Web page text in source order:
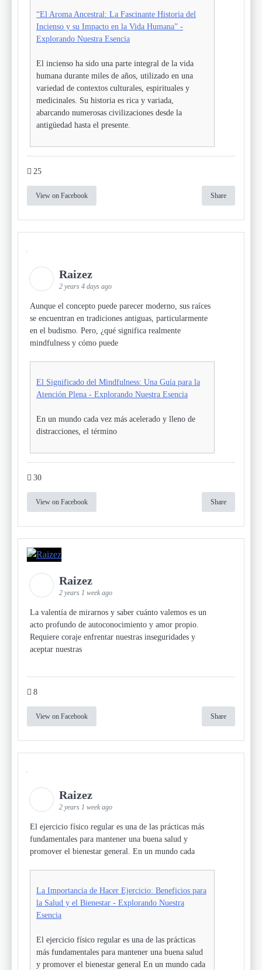
“El Aroma Ancestral: La Fascinante Historia del
Incienso y su Impacto en la Vida Humana” -
Explorando Nuestra Esencia
El incienso ha sido una parte integral de la vida
humana durante miles de años, utilizado en una
variedad de contextos culturales, espirituales y
medicinales. Su historia es rica y variada,
abarcando numerosas civilizaciones desde la
antigüedad hasta el presente.
25
View on Facebook Share
Raizez
2 years 4 days ago
Aunque el concepto puede parecer moderno, sus raíces
se encuentran en tradiciones antiguas, particularmente
en el budismo. Pero, ¿qué significa realmente
mindfulness y cómo puede
El Significado del Mindfulness: Una Guía para la
Atención Plena - Explorando Nuestra Esencia
En un mundo cada vez más acelerado y lleno de
distracciones, el término
30
View on Facebook Share
Raizez
2 years 1 week ago
La valentía de mirarnos y saber cuánto valemos es un
acto profundo de autoconocimiento y amor propio.
Requiere coraje enfrentar nuestras inseguridades y
aceptar nuestras
8
View on Facebook Share
Raizez
2 years 1 week ago
El ejercicio físico regular es una de las prácticas más
fundamentales para mantener una buena salud y
promover el bienestar general. En un mundo cada
La Importancia de Hacer Ejercicio: Beneficios para
la Salud y el Bienestar - Explorando Nuestra
Esencia
El ejercicio físico regular es una de las prácticas
más fundamentales para mantener una buena salud
y promover el bienestar general En un mundo cada